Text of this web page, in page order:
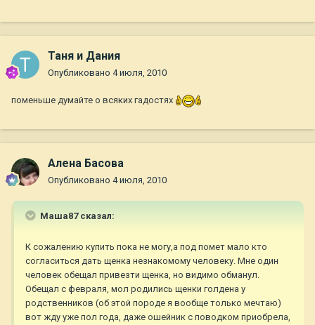
Таня и Дания
Опубликовано 4 июля, 2010
поменьше думайте о всяких гадостях
Алена Басова
Опубликовано 4 июля, 2010
Маша87 сказал:
К сожалению купить пока не могу,а под помет мало кто
согласиться дать щенка незнакомому человеку. Мне один
человек обещал привезти щенка, но видимо обманул.
Обещал с февраля, мол родились щенки голдена у
родственников (об этой породе я вообще только мечтаю)
вот жду уже пол года, даже ошейник с поводком приобрела,